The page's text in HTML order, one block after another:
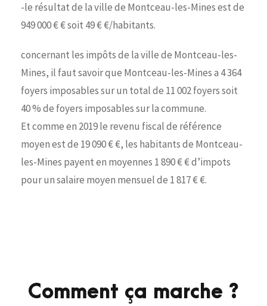
-le résultat de la ville de Montceau-les-Mines est de
949 000 € € soit 49 € €/habitants.
concernant les impôts de la ville de Montceau-les-
Mines, il faut savoir que Montceau-les-Mines a 4 364
foyers imposables sur un total de 11 002 foyers soit
40 % de foyers imposables sur la commune.
Et comme en 2019 le revenu fiscal de référence
moyen est de 19 090 € €, les habitants de Montceau-
les-Mines payent en moyennes 1 890 € € d’impots
pour un salaire moyen mensuel de 1 817 € €.
Comment ça marche ?